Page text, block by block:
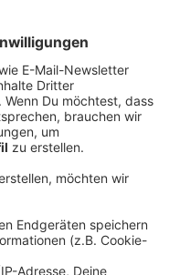
einer
Musik zu zeigen.
Audition bei "The
Jannis
bei The
hört ihr hier: